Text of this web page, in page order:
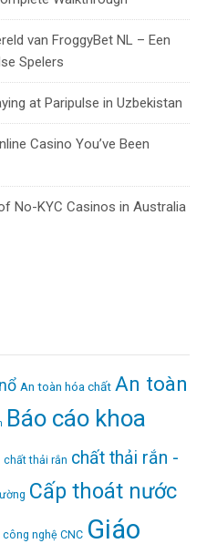
van FroggyBet NL – Een
Spelers
at Paripulse in Uzbekistan
Casino You’ve Been
No-KYC Casinos in Australia
An toàn hóa chất An toàn
Báo cáo khoa
chất thải rắn chất thải rắn -
Cấp thoát nước
nghệ CNC Giáo